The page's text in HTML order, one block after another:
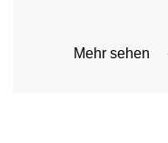
Mehr sehen